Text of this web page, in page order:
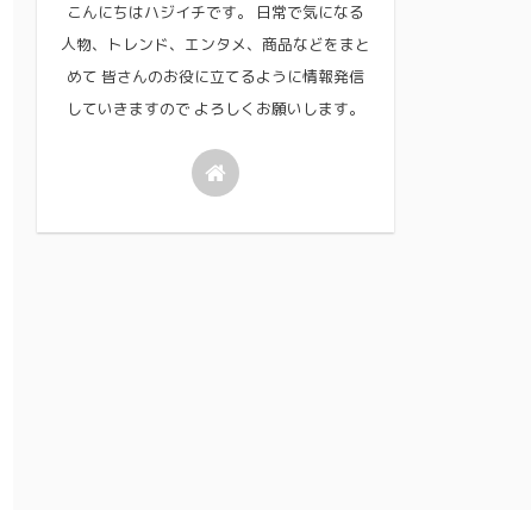
こんにちはハジイチです。 日常で気になる
人物、トレンド、エンタメ、商品などをまと
めて 皆さんのお役に立てるように情報発信
していきますので よろしくお願いします。